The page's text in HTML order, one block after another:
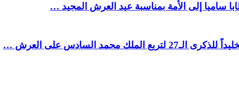
إلى الأمة بمناسبة عيد العرش المجيد …
السادس على العرش …